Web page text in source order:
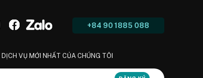
+84 90 1885 088
VỤ MỚI NHẤT CỦA CHÚNG TÔI